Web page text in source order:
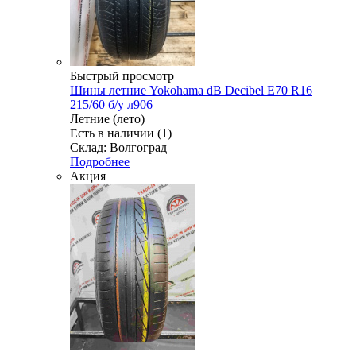
Быстрый просмотр
Шины летние Yokohama dB Decibel E70 R16
215/60 б/у л906
Летние (лето)
Есть в наличии (1)
Склад: Волгоград
Подробнее
Акция